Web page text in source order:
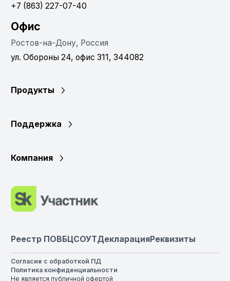
+7 (863) 227-07-40
Офис
Ростов-на-Дону, Россия
ул. Обороны 24, офис 311, 344082
Продукты
Поддержка
Компания
Реестр ПОВБЦСОУТДекларацияРеквизиты
Согласие с обработкой ПД
Политика конфиденциальности
Не является публичной офертой